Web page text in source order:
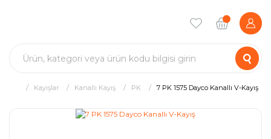
Kayışlar Kanallı Kayış PK 7 PK 1575 Dayco Kanallı V-Kayış